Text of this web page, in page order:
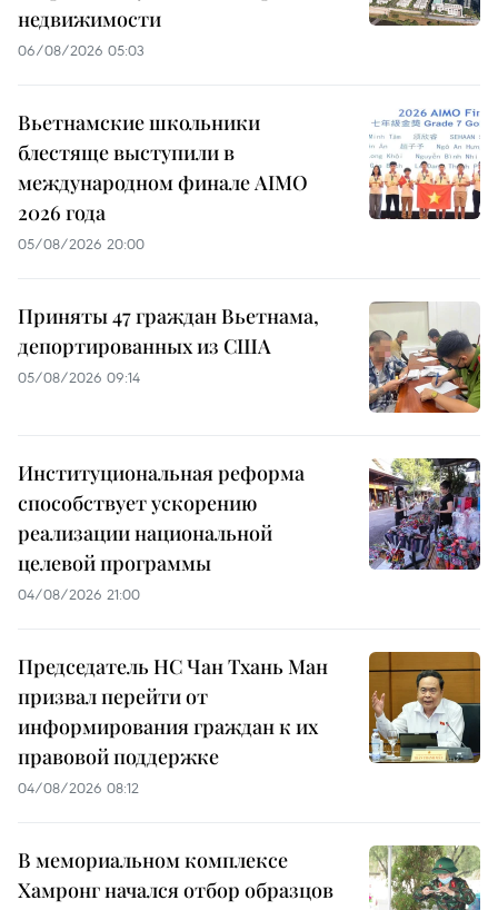
недвижимости
06/08/2026 05:03
Вьетнамские школьники
блестяще выступили в
международном финале AIMO
2026 года
05/08/2026 20:00
Приняты 47 граждан Вьетнама,
депортированных из США
05/08/2026 09:14
Институциональная реформа
способствует ускорению
реализации национальной
целевой программы
04/08/2026 21:00
Председатель НС Чан Тхань Ман
призвал перейти от
информирования граждан к их
правовой поддержке
04/08/2026 08:12
В мемориальном комплексе
Хамронг начался отбор образцов